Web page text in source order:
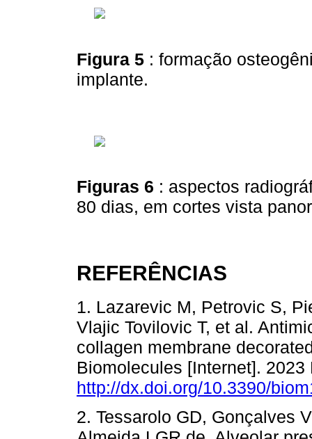
Figura 5 : formação
implante.
Figuras 6 : aspectos
80 dias, em cortes vista
REFERÊNCIAS
1. Lazarevic M, Petrovic S,
Vlajic Tovilovic T, et al.
collagen membrane
Biomolecules [Internet].
http://dx.doi.org/10.3390/
2. Tessarolo GD, Gonçalves